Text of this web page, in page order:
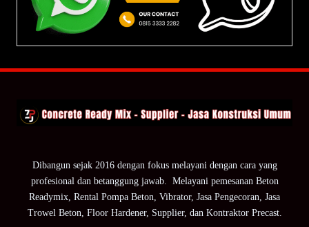
Dibangun sejak 2016 dengan fokus melayani dengan cara yang
profesional dan betanggung jawab. Melayani pemesanan Beton
Readymix, Rental Pompa Beton, Vibrator, Jasa Pengecoran, Jasa
Trowel Beton, Floor Hardener, Supplier, dan Kontraktor Precast.